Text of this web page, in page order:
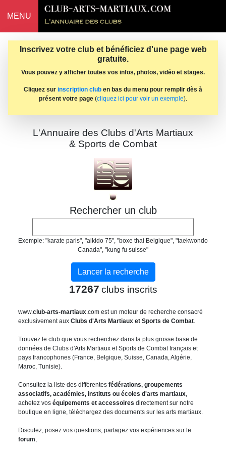
MENU
Inscrivez votre club et bénéficiez d'une page web
gratuite.
Vous pouvez y afficher toutes vos infos, photos, vidéo et stages.
Cliquez sur inscription club en bas du menu pour remplir dès à
présent votre page (cliquez ici pour voir un exemple).
L'Annuaire des Clubs d'Arts Martiaux
& Sports de Combat
Rechercher un club
Exemple: "karate paris", "aikido 75", "boxe thai Belgique", "taekwondo
Canada", "kung fu suisse"
17267 clubs inscrits
www.club-arts-martiaux.com est un moteur de recherche consacré
exclusivement aux Clubs d'Arts Martiaux et Sports de Combat.
Trouvez le club que vous recherchez dans la plus grosse base de
données de Clubs d'Arts Martiaux et Sports de Combat français et
pays francophones (France, Belgique, Suisse, Canada, Algérie,
Maroc, Tunisie).
Consultez la liste des différentes fédérations, groupements
associatifs, académies, instituts ou écoles d'arts martiaux,
achetez vos équipements et accessoires directement sur notre
boutique en ligne, téléchargez des documents sur les arts martiaux.
Discutez, posez vos questions, partagez vos expériences sur le
forum,